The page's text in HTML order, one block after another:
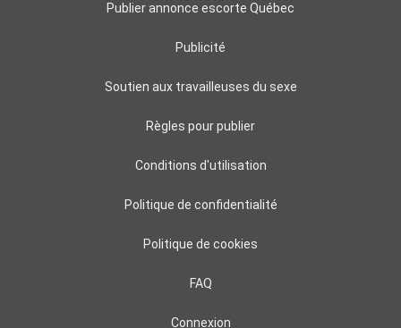
Publier annonce escorte Québec
Publicité
Soutien aux travailleuses du sexe
Règles pour publier
Conditions d'utilisation
Politique de confidentialité
Politique de cookies
FAQ
Connexion